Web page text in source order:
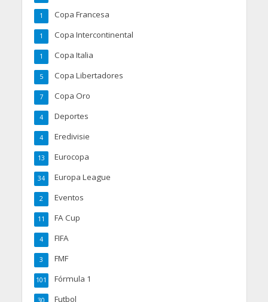
Copa Francesa
1
Copa Intercontinental
1
Copa Italia
1
Copa Libertadores
5
Copa Oro
7
Deportes
4
Eredivisie
4
Eurocopa
13
Europa League
34
Eventos
2
FA Cup
11
FIFA
4
FMF
3
Fórmula 1
101
Futbol
30